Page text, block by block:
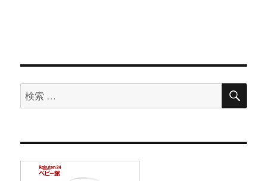
検
索
象:
検